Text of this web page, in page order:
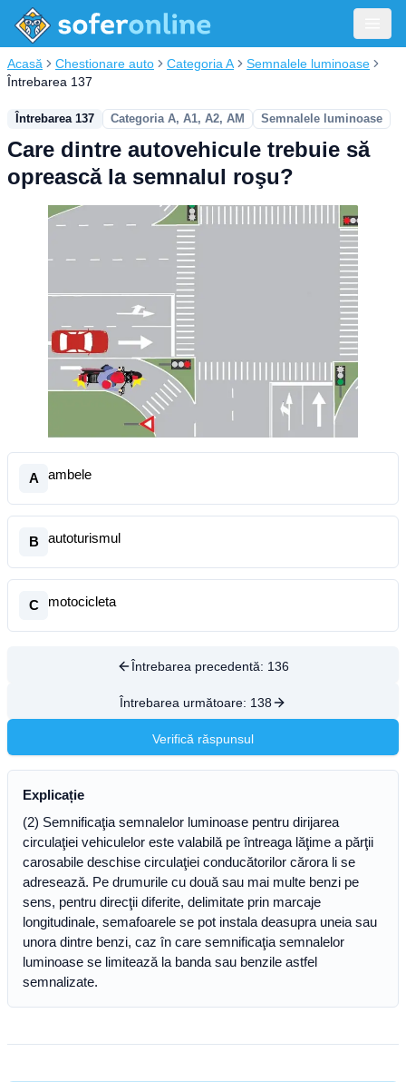
Acasă Chestionare auto Categoria A
Semnalele luminoase
Întrebarea 137
Întrebarea 137 Categoria A, A1, A2, AM Semnalele luminoase
Care dintre autovehicule trebuie să
oprească la semnalul roşu?
A ambele
B autoturismul
C motocicleta
Întrebarea precedentă: 136
Întrebarea următoare: 138
Verifică răspunsul
Explicație
(2) Semnificaţia semnalelor luminoase pentru dirijarea
circulaţiei vehiculelor este valabilă pe întreaga lăţime a părţii
carosabile deschise circulaţiei conducătorilor cărora li se
adresează. Pe drumurile cu două sau mai multe benzi pe
sens, pentru direcţii diferite, delimitate prin marcaje
longitudinale, semafoarele se pot instala deasupra uneia sau
unora dintre benzi, caz în care semnificaţia semnalelor
luminoase se limitează la banda sau benzile astfel
semnalizate.